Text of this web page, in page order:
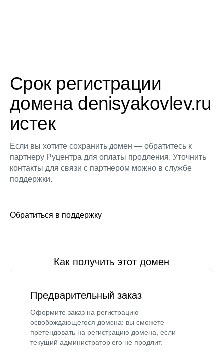
Срок регистрации
домена denisyakovlev.ru
истек
Если вы хотите сохранить домен — обратитесь к
партнеру Руцентра для оплаты продления. Уточнить
контакты для связи с партнером можно в службе
поддержки.
Обратиться в поддержку
Как получить этот домен
Предварительный заказ
Оформите заказ на регистрацию
освобождающегося домена: вы сможете
претендовать на регистрацию домена, если
текущий администратор его не продлит.